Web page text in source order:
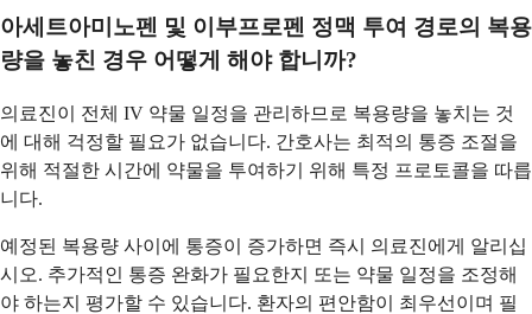
아세트아미노펜 및 이부프로펜 정맥 투여 경로의 복용
량을 놓친 경우 어떻게 해야 합니까?
의료진이 전체 IV 약물 일정을 관리하므로 복용량을 놓치는 것
에 대해 걱정할 필요가 없습니다. 간호사는 최적의 통증 조절을
위해 적절한 시간에 약물을 투여하기 위해 특정 프로토콜을 따릅
니다.
예정된 복용량 사이에 통증이 증가하면 즉시 의료진에게 알리십
시오. 추가적인 통증 완화가 필요한지 또는 약물 일정을 조정해
야 하는지 평가할 수 있습니다. 환자의 편안함이 최우선이며 필